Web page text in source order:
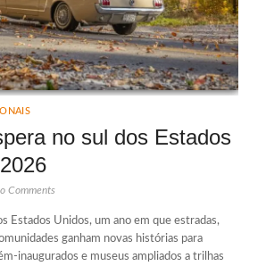
no sul dos Estados
Comments
Estados Unidos, um ano em que estradas,
ganham novas histórias para
inaugurados e museus ampliados a trilhas